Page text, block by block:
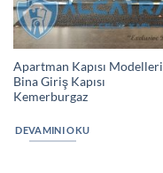
Apartman Kapısı Modelleri
Bina Giriş Kapısı
Kemerburgaz
DEVAMINI OKU